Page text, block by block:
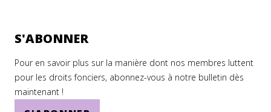
S'ABONNER
Pour en savoir plus sur la manière dont nos membres luttent
pour les droits fonciers, abonnez-vous à notre bulletin dès
maintenant !